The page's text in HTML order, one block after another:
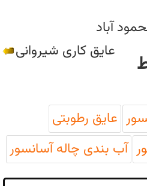
آباد
عایق کاری شیروانی
عایق رطوبتی
آب بندی چاله آسانسور